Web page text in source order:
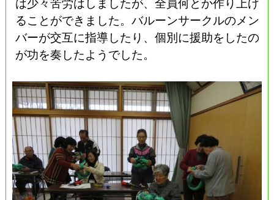
ることができました。バルーンサークルのメン
バーが交互に指導したり、個別に援助をしたの
が功を奏したようでした。